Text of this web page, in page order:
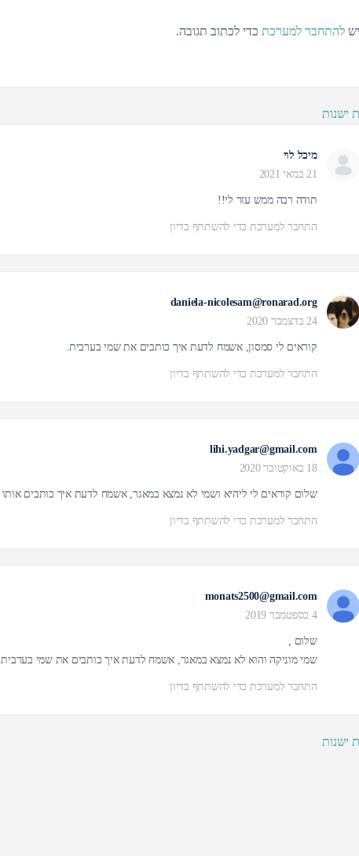
ישלהתחבר למערכת כדי לכתוב תגובה.
ישנות
מיכל לוי
21 במאי 2021
תודה רבה ממש עזר לי!!
התחבר למערכת כדי להשתתף בדיון
daniela-nicolesam@ronarad.org
24 בדצמבר 2020
קוראים לי סמסון, אשמח לדעת איך כותבים את שמי בערבית.
התחבר למערכת כדי להשתתף בדיון
lihi.yadgar@gmail.com
18 באוקטובר 2020
שלום קוראים לי ליהיא ושמי לא נמצא במאגר, אשמח לדעת איך כותבים אותו
התחבר למערכת כדי להשתתף בדיון
monats2500@gmail.com
4 בספטמבר 2019
שלום ,
שמי מוניקה והוא לא נמצא במאגר, אשמח לדעת איך כותבים את שמי בערבית
התחבר למערכת כדי להשתתף בדיון
ישנות